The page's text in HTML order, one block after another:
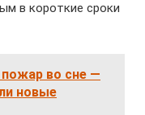
в короткие сроки
во сне —
новые